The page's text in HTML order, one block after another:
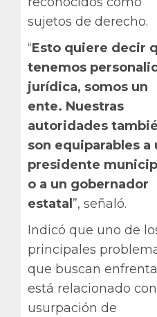
sujetos de derecho.
“Esto quiere decir
tenemos
jurídica, somos un
ente. Nuestras
autoridades
son equiparables a
presidente
o a un gobernador
estatal ”, señaló.
Indicó que uno de
principales
que buscan
está relacionado
usurpación de